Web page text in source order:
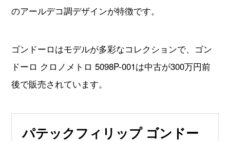
のアールデコ調デザインが特徴です。
ゴンドーロはモデルが多彩なコレクションで、ゴン
ドーロ クロノメトロ 5098P-001は中古が300万円前
後で販売されています。
パテックフィリップ ゴンドー